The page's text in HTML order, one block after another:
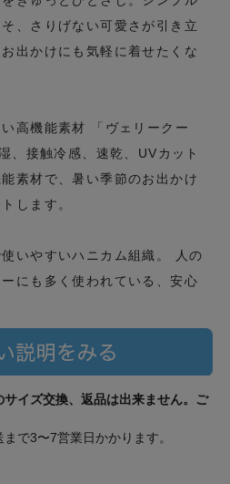
、さりげない可愛さが引き立
出かけにも気軽に着せたくな
高機能素材 「ヴェリークー
、接触冷感、速乾、UVカット
素材で、暑い季節のお出かけ
します。
いやすいハニカム組織。 人の
にも多く使われている、安心
イズ交換、返品は出来ません。ご
で3〜7営業日かかります。